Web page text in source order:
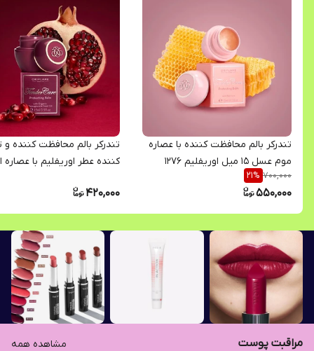
تندرکر بالم محافظت کننده با عصاره
موم عسل 15 میل اوریفلیم 1276
700,000
21%
550,000
تندرکر بالم محافظت کننده
420,000
مراقبت پوست مشاهده همه